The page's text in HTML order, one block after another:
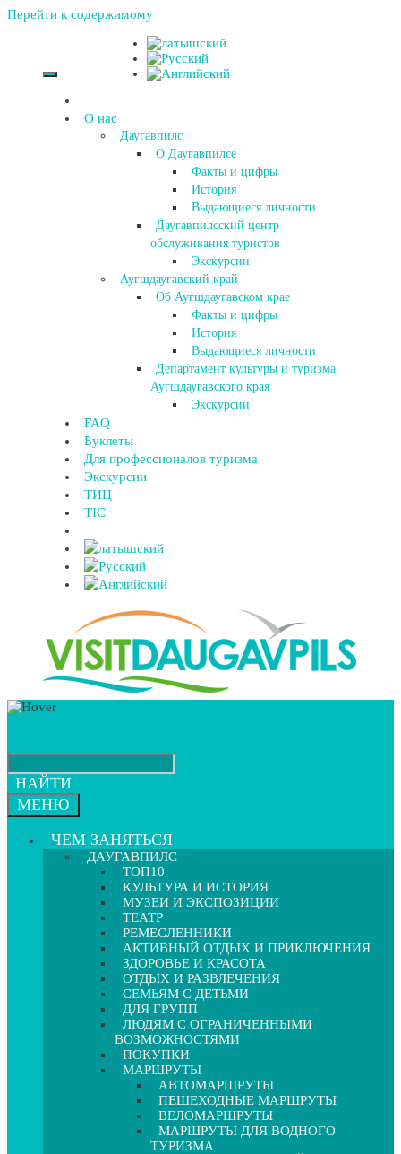
Перейти к содержимому
О нас
Даугавпилс
О Даугавпилсе
Факты и цифры
История
Выдающиеся личности
Даугавпилсский центр
обслуживания туристов
Экскурсии
Аугшдаугавский край
Об Аугшдаугавском крае
Факты и цифры
История
Выдающиеся личности
Департамент культуры и туризма
Аугшдаугавского края
Экскурсии
FAQ
Буклеты
Для профессионалов туризма
Экскурсии
ТИЦ
TIC
НАЙТИ
МЕНЮ
ЧЕМ ЗАНЯТЬСЯ
ДАУГАВПИЛС
ТОП10
КУЛЬТУРА И ИСТОРИЯ
МУЗЕИ И ЭКСПОЗИЦИИ
ТЕАТР
РЕМЕСЛЕННИКИ
АКТИВНЫЙ ОТДЫХ И ПРИКЛЮЧЕНИЯ
ЗДОРОВЬЕ И КРАСОТА
ОТДЫХ И РАЗВЛЕЧЕНИЯ
СЕМЬЯМ С ДЕТЬМИ
ДЛЯ ГРУПП
ЛЮДЯМ С ОГРАНИЧЕННЫМИ
ВОЗМОЖНОСТЯМИ
ПОКУПКИ
МАРШРУТЫ
АВТОМАРШРУТЫ
ПЕШЕХОДНЫЕ МАРШРУТЫ
ВЕЛОМАРШРУТЫ
МАРШРУТЫ ДЛЯ ВОДНОГО
ТУРИЗМА